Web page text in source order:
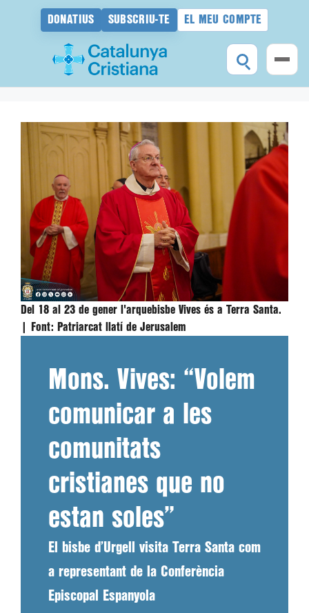
DONATIUS SUBSCRIU-TE EL MEU COMPTE
Del 18 al 23 de gener l'arquebisbe Vives és a Terra Santa.
Font: Patriarcat llatí de Jerusalem
Mons. Vives: “Volem
comunicar a les
comunitats
cristianes que no
estan soles”
El bisbe d’Urgell visita Terra Santa com
a representant de la Conferència
Episcopal Espanyola